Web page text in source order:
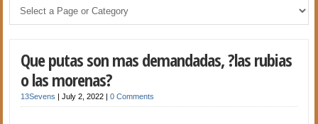
Que putas son mas demandadas, ?las rubias
o las morenas?
13Sevens |July 2, 2022 |0 Comments